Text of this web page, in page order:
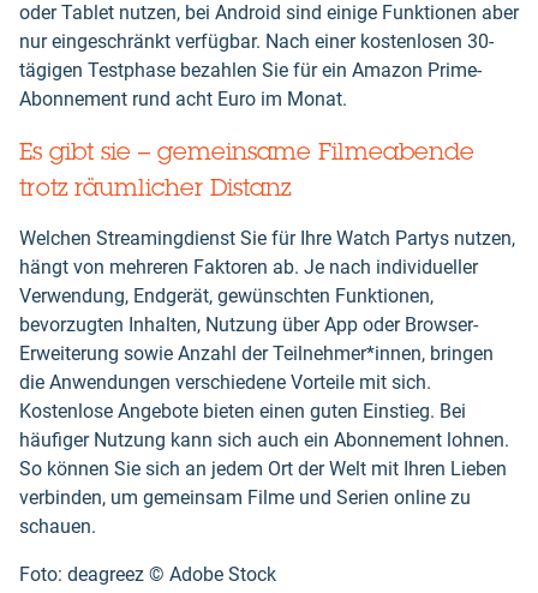
oder Tablet nutzen, bei Android sind einige Funktionen aber
nur eingeschränkt verfügbar. Nach einer kostenlosen 30-
tägigen Testphase bezahlen Sie für ein Amazon Prime-
Abonnement rund acht Euro im Monat.
Es gibt sie – gemeinsame Filmeabende
trotz räumlicher Distanz
Welchen Streamingdienst Sie für Ihre Watch Partys nutzen,
hängt von mehreren Faktoren ab. Je nach individueller
Verwendung, Endgerät, gewünschten Funktionen,
bevorzugten Inhalten, Nutzung über App oder Browser-
Erweiterung sowie Anzahl der Teilnehmer*innen, bringen
die Anwendungen verschiedene Vorteile mit sich.
Kostenlose Angebote bieten einen guten Einstieg. Bei
häufiger Nutzung kann sich auch ein Abonnement lohnen.
So können Sie sich an jedem Ort der Welt mit Ihren Lieben
verbinden, um gemeinsam Filme und Serien online zu
schauen.
Foto: deagreez ©️ Adobe Stock